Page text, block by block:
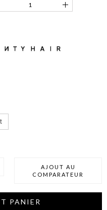
AJOUT AU
COMPARATEUR
PANIER